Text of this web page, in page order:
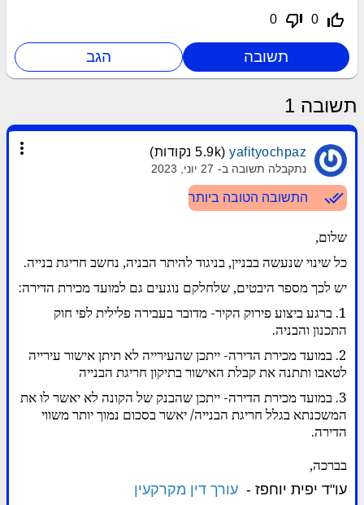
thumb_up_off_alt
0
thumb_down_off_alt
0
תשובה 1
more_vert yafityochpaz
(
5.9k נקודות)
נתקבלה תשובה ב- 27 יוני, 2023
done_all התשובה הטובה ביותר
שלום,
כל שינוי שנעשה בבניין, בניגוד להיתר הבניה, נחשב חריגת בנייה.
יש לכך מספר היבטים, שלחלקם נוגעים גם למועד מכירת הדירה:
1. ברגע ביצוע פירוק הקיר- מדובר בעבירה פלילית לפי חוק
התכנון והבניה.
2. במועד מכירת הדירה- ייתכן שהעירייה לא תיתן אישור עירייה
לטאבו ותתנה את קבלת האישור בתיקון חריגת הבנייה
3. במועד מכירת הדירה- ייתכן שהבנק של הקונה לא יאשר לו את
המשכנתא בגלל חריגת הבנייה/ יאשר בסכום נמוך יותר משווי
הדירה.
בברכה,
עו"ד יפית יוחפז - עורך דין מקרקעין